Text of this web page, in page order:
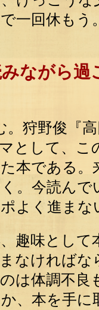
一回休もう
ながら過
。狩野俊『
として、
本である
。今読ん
よく進ま
趣味とし
なければ
は体調不
、本を手